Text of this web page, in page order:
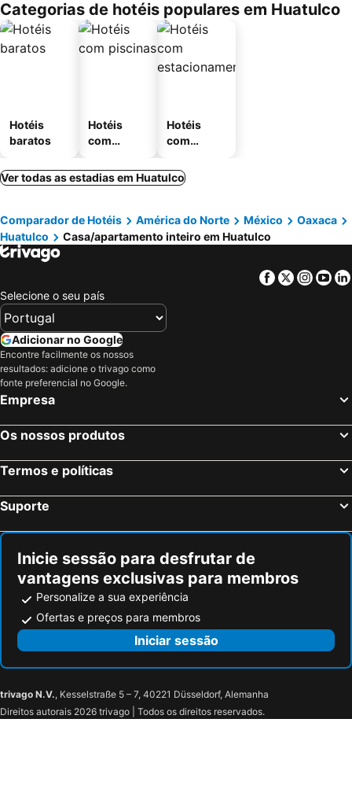
Categorias de hotéis populares em Huatulco
Hotéis
baratos
Hotéis
com
Hotéis
com
mento
Ver todas as estadias em Huatulco
Comparador de Hotéis América do Norte México
Oaxaca
Huatulco
Casa/apartamento inteiro em Huatulco
Facebook
Twitter
Selecione o seu país
Adicionar no Google
Encontre facilmente os nossos
resultados: adicione o trivago como
fonte preferencial no Google.
Empresa
Os nossos produtos
Termos e políticas
Suporte
Inicie sessão para desfrutar de
vantagens exclusivas para membros
Personalize a sua experiência
Ofertas e preços para membros
Iniciar sessão
trivago N.V., Kesselstraße 5 – 7, 40221 Düsseldorf, Alemanha
Direitos autorais 2026 trivago | Todos os direitos reservados.